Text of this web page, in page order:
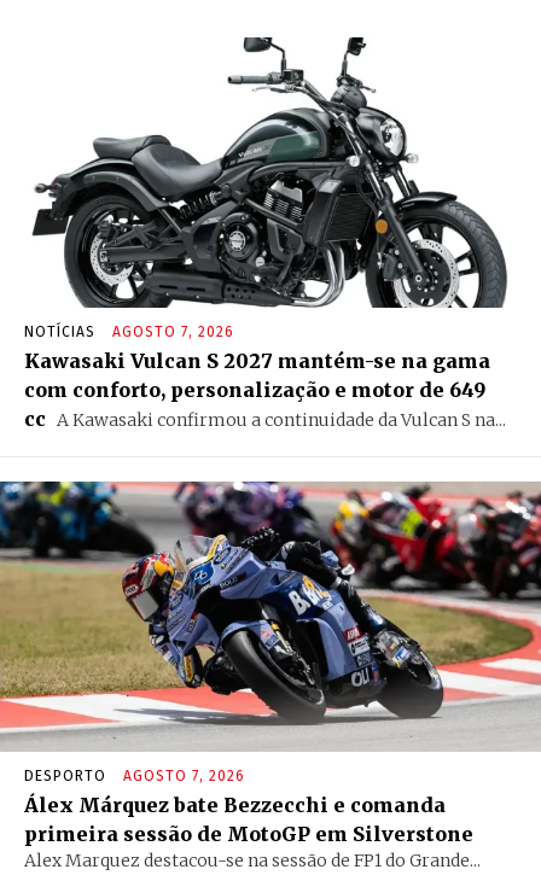
NOTÍCIAS AGOSTO 7, 2026
Kawasaki Vulcan S 2027 mantém-se na gama
com conforto, personalização e motor de 649
cc
A Kawasaki confirmou a continuidade da Vulcan S na...
DESPORTO AGOSTO 7, 2026
Álex Márquez bate Bezzecchi e comanda
primeira sessão de MotoGP em Silverstone
Alex Marquez destacou-se na sessão de FP1 do Grande...